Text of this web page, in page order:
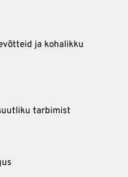
ja kohalikku
tarbimist